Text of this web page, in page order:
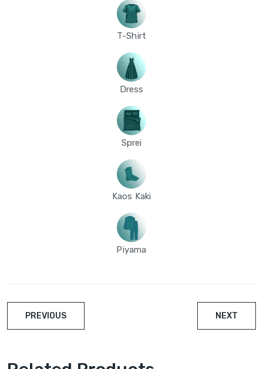
T-Shirt
Dress
Sprei
Kaos Kaki
Piyama
PREVIOUS NEXT